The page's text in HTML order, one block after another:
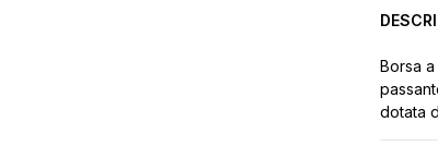
Borsa
dotata